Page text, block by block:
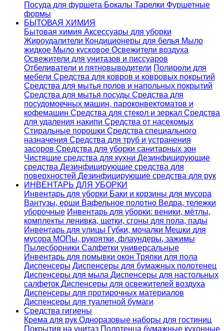
Посуда для фуршета Бокалы Тарелки Фуршетные
формы
БЫТОВАЯ ХИМИЯ
Бытовая химия Аксессуары для уборки
Жироудалители Кондиционеры для белья Мыло
жидкое Мыло кусковое Освежители воздуха
Освежители для унитазов и писсуаров
Отбеливатели и пятновыводители Полироли для
мебели Средства для ковров и ковровых покрытий
Средства для мытья полов и напольных покрытий
Средства для мытья посуды Средства для
посудомоечных машин, пароконвектоматов и
кофемашин Средства для стекол и зеркал Средства
для удаления накипи Средства от насекомых
Стиральные порошки Cредства специального
назначения Средства для труб и устранения
засоров Средства для уборки санитарных зон
Чистящие средства для кухни Дезинфицирующие
средства Дезинфицирующие средства для
поверхностей Дезинфицирующие средства для рук
ИНВЕНТАРЬ ДЛЯ УБОРКИ
Инвентарь для уборки Баки и корзины для мусора
Вантузы, ерши Вафельное полотно Ведра, тележки
уборочные Инвентарь для уборки: веники, мётлы,
комплекты ленивка, щетки, сгоны для пола, пады
Инвентарь для улицы Губки, мочалки Мешки для
мусора МОПы, рукоятки, флаундеры, зажимы
Пылесборники Салфетки универсальные
Инвентарь для помывки окон Тряпки для пола
Диспенсеры Диспенсеры для бумажных полотенец
Диспенсеры для мыла Диспенсеры для настольных
салфеток Диспенсеры для освежителей воздуха
Диспенсеры для протирочных материалов
Диспенсеры для туалетной бумаги
Средства гигиены
Крема для рук Одноразовые наборы для гостиниц
Покрытия на унитаз Полотенца бумажные кухонные